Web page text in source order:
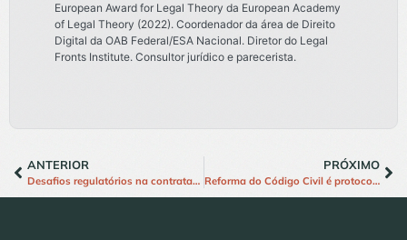
European Award for Legal Theory da European Academy
of Legal Theory (2022). Coordenador da área de Direito
Digital da OAB Federal/ESA Nacional. Diretor do Legal
Fronts Institute. Consultor jurídico e parecerista.
ANTERIOR
Desafios regulatórios na contratação de novas tecnologias no setor da educação pública
PRÓXIMO
Reforma do Código Civil é protocolada no Senado; centro do Legal Fronts contribuiu para o livro de Direito Digital